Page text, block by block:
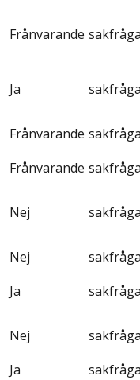
Frånvarande
Ja
Frånvarande
Frånvarande
Nej
Nej
Ja
Nej
Ja